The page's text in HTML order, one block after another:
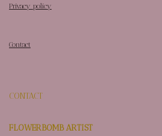
Privacy policy
Contact
CONTACT
FLOWERBOMB ARTIST